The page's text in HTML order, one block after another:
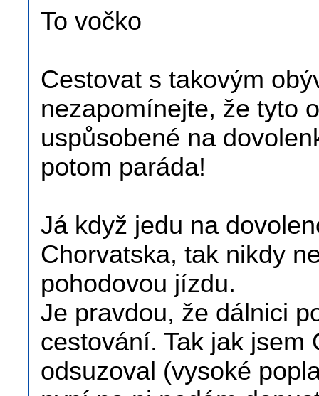
To vočko
Cestovat s takovým
nezapomínejte, že tyto
uspůsobené na
potom paráda!
Já když jedu na
Chorvatska, tak nikdy
pohodovou jízdu.
Je pravdou, že dálnici
cestování. Tak jak jsem
odsuzoval (vysoké